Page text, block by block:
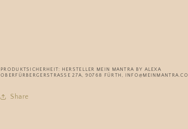
PRODUKTSICHERHEIT: HERSTELLER MEIN MANTRA BY ALEXA
OBERFÜRBERGERSTRASSE 27A, 90768 FÜRTH, INFO@MEINMANTRA.COM
Share